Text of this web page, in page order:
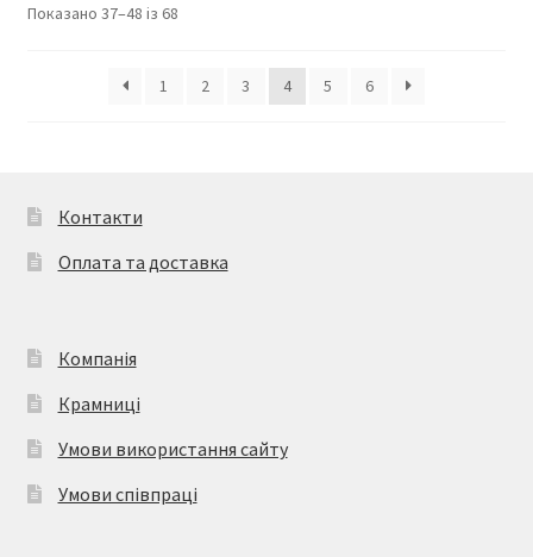
Показано 37–48 із 68
1 2 3 4 5 6
Контакти
Оплата та доставка
Компанія
Крамниці
Умови використання сайту
Умови співпраці